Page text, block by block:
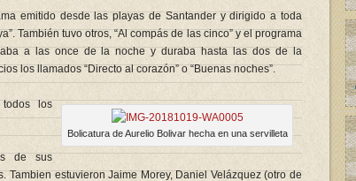
emitido desde las playas de Santander y dirigido a toda
También tuvo otros, “Al compás de las cinco” y el programa
a las once de la noche y duraba hasta las dos de la
los llamados “Directo al corazón” o “Buenas noches”.
Bolicatura de Aurelio Bolivar hecha en una servilleta
todos los
de sus
Tambien estuvieron Jaime Morey, Daniel Velázquez (otro de